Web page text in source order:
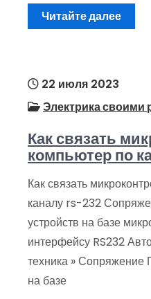
Читайте далее
22 июля 2023
Электрика своими
Как связать
компьютер по
Как связать
каналу rs-232
устройств на базе
интерфейсу RS232
техника » Сопряжение
на базе